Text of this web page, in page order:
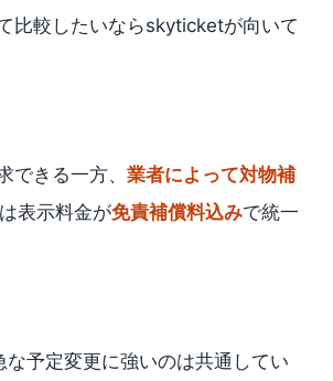
比較したいならskyticketが向いて
できる一方、 業者によって対物補
表示料金が免責補償料込みで統一
な予定変更に強いのは共通してい